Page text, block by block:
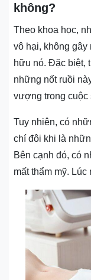
không?
Theo khoa học,
vô hại, không
hữu nó. Đặc biệt,
những nốt ruồi
vượng trong cuộc
Tuy nhiên, có
chí đôi khi là
Bên cạnh đó, có
mất thẩm mỹ.